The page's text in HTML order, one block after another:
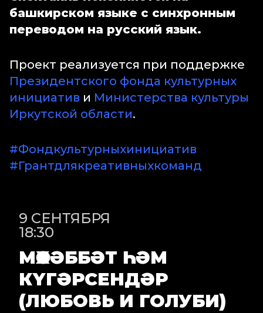
башкирском языке с синхронным
переводом на русский язык.
Проект реализуется при поддержке
Президентского фонда культурных
инициатив и Министерства культуры
Иркутской области.
#Фондкультурныхинициатив
#Грантдлякреативныхкоманд
9 СЕНТЯБРЯ
18:30
МӨХӘББӘТ ҺӘМ
КҮГӘРСЕНДӘР
(ЛЮБОВЬ И ГОЛУБИ)